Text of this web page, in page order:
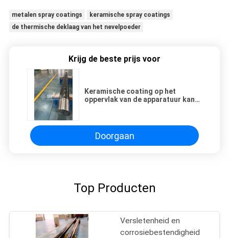
metalen spray coatings
keramische spray coatings
de thermische deklaag van het nevelpoeder
Krijg de beste prijs voor
Keramische coating op het
oppervlak van de apparatuur kan
corrosiebestandheid,
zoutmistbestandheid hebben.
Doorgaan
Top Producten
Versletenheid en
corrosiebestendigheid